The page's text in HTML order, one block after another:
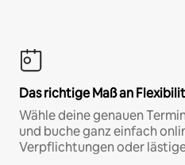
Das richtige Maß an
Wähle deine genauen
und buche ganz einfach
Verpflichtungen oder